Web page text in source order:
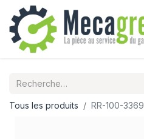
Tous les produits RR-100-3369